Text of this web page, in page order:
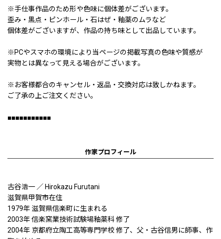
※手仕事作品のため形や色味に個体差がございます。
歪み・黒点・ピンホール・石はぜ・釉薬のムラなど
個体差がございますが、作品の持ち味として出品しています。
※PCやスマホの環境により当ページの掲載写真の色味や質感が
実物とは異なって見える場合がございます。
※お客様都合のキャンセル・返品・交換対応は致しかねます。
ご了承の上ご注文ください。
■■■■■■■■■■■
作家プロフィール
古谷浩一 ／ Hirokazu Furutani
滋賀県甲賀市在住
1979年 滋賀県信楽町に生まれる
2003年 信楽窯業技術試験場釉薬科 修了
2004年 京都府立陶工高等専門学校 修了、父・古谷信男に師事、作